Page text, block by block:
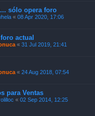
sólo opera foro
« 08 Apr 2020, 17:06
actual
« 31 Jul 2019, 21:41
« 24 Aug 2018, 07:54
para Ventas
« 02 Sep 2014, 12:25